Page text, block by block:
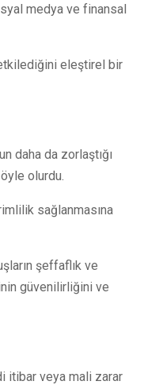
medya ve finansal
etkilediğini eleştirel bir
daha da zorlaştığı
olurdu.
sağlanmasına
şeffaflık ve
güvenilirliğini ve
itibar veya mali zarar